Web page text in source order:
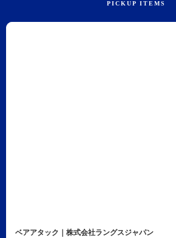
ベアアタック｜株式会社ラングスジャパン